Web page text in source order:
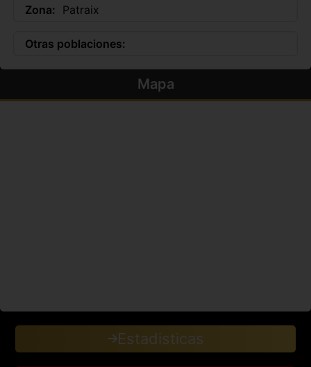
Zona: Patraix
Otras poblaciones:
Mapa
Estadisticas